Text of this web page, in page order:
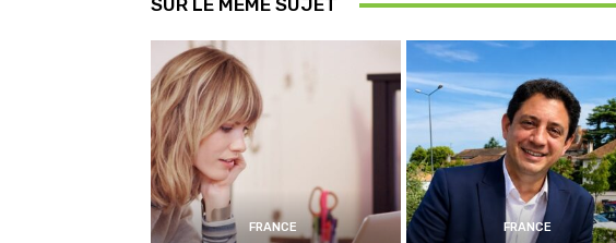
SUR LE MÊME SUJET
FRANCE FRANCE